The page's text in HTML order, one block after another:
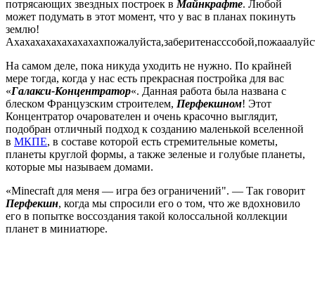
потрясающих звездных построек в Майнкрафте. Любой
может подумать в этот момент, что у вас в планах покинуть
землю!
На самом деле, пока никуда уходить не нужно. По крайней
мере тогда, когда у нас есть прекрасная постройка для вас
«Галакси-Концентратор«. Данная работа была названа с
блеском Французским строителем, Перфекшном! Этот
Концентратор очарователен и очень красочно выглядит,
подобран отличный подход к созданию маленькой вселенной
в МКПЕ, в составе которой есть стремительные кометы,
планеты круглой формы, а также зеленые и голубые планеты,
которые мы называем домами.
«Minecraft для меня — игра без ограничений". — Так говорит
Перфекшн, когда мы спросили его о том, что же вдохновило
его в попытке воссоздания такой колоссальной коллекции
планет в миниатюре.